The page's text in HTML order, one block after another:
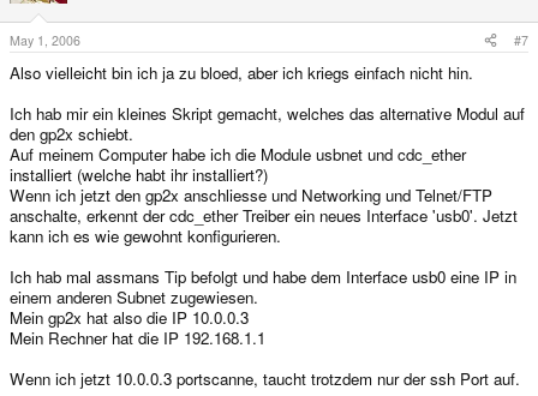
May 1, 2006 #7
Also vielleicht bin ich ja zu bloed, aber ich kriegs einfach nicht hin.
Ich hab mir ein kleines Skript gemacht, welches das alternative Modul auf
den gp2x schiebt.
Auf meinem Computer habe ich die Module usbnet und cdc_ether
installiert (welche habt ihr installiert?)
Wenn ich jetzt den gp2x anschliesse und Networking und Telnet/FTP
anschalte, erkennt der cdc_ether Treiber ein neues Interface 'usb0'. Jetzt
kann ich es wie gewohnt konfigurieren.
Ich hab mal assmans Tip befolgt und habe dem Interface usb0 eine IP in
einem anderen Subnet zugewiesen.
Mein gp2x hat also die IP 10.0.0.3
Mein Rechner hat die IP 192.168.1.1
Wenn ich jetzt 10.0.0.3 portscanne, taucht trotzdem nur der ssh Port auf.